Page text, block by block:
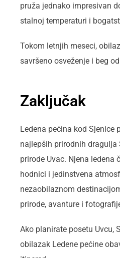
pruža jednako impresivan
stalnoj temperaturi i
Tokom letnjih meseci,
savršeno osveženje i beg
Zaključak
Ledena pećina kod Sjenice
najlepših prirodnih dragulja
prirode Uvac. Njena ledena
hodnici i jedinstvena
nezaobilaznom
prirode, avanture i
Ako planirate posetu Uvcu,
obilazak Ledenе pećine